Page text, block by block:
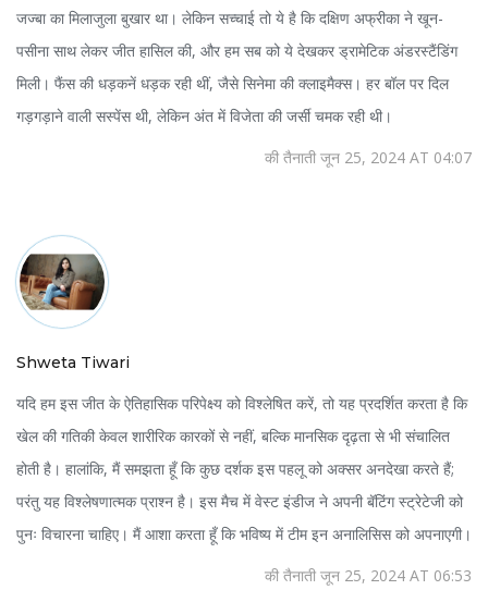
जज्बा का मिलाजुला बुखार था। लेकिन सच्चाई तो ये है कि दक्षिण अफ्रीका ने खून-
पसीना साथ लेकर जीत हासिल की, और हम सब को ये देखकर ड्रामेटिक अंडरस्टैंडिंग
मिली। फैंस की धड़कनें धड़क रही थीं, जैसे सिनेमा की क्लाइमैक्स। हर बॉल पर दिल
गड़गड़ाने वाली सस्पेंस थी, लेकिन अंत में विजेता की जर्सी चमक रही थी।
की तैनाती जून 25, 2024 AT 04:07
Shweta Tiwari
यदि हम इस जीत के ऐतिहासिक परिपेक्ष्य को विश्लेषित करें, तो यह प्रदर्शित करता है कि
खेल की गतिकी केवल शारीरिक कारकों से नहीं, बल्कि मानसिक दृढ़ता से भी संचालित
होती है। हालांकि, मैं समझता हूँ कि कुछ दर्शक इस पहलू को अक्सर अनदेखा करते हैं;
परंतु यह विश्लेषणात्मक प्राश्न है। इस मैच में वेस्ट इंडीज ने अपनी बॅटिंग स्ट्रेटेजी को
पुनः विचारना चाहिए। मैं आशा करता हूँ कि भविष्य में टीम इन अनालिसिस को अपनाएगी।
की तैनाती जून 25, 2024 AT 06:53